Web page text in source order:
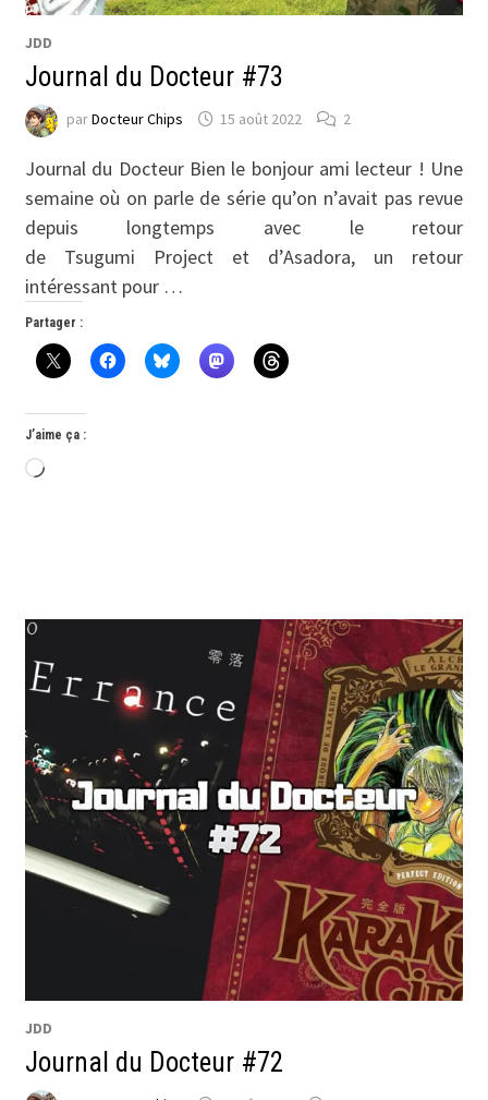
JDD
Journal du Docteur #73
parDocteur Chips 15 août 2022 2
Journal du Docteur Bien le bonjour ami lecteur ! Une
semaine où on parle de série qu’on n’avait pas revue
depuis longtemps avec le retour
de Tsugumi Project et d’Asadora, un retour
intéressant pour …
Partager :
J’aime ça :
Chargement…
JDD
Journal du Docteur #72